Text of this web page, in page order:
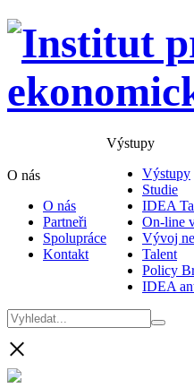
O nás
O nás
Partneři
Spolupráce
Kontakt
Výstupy
Výstupy
Studie
IDEA
On-line
Vývoj
Talent
Policy
IDEA
×